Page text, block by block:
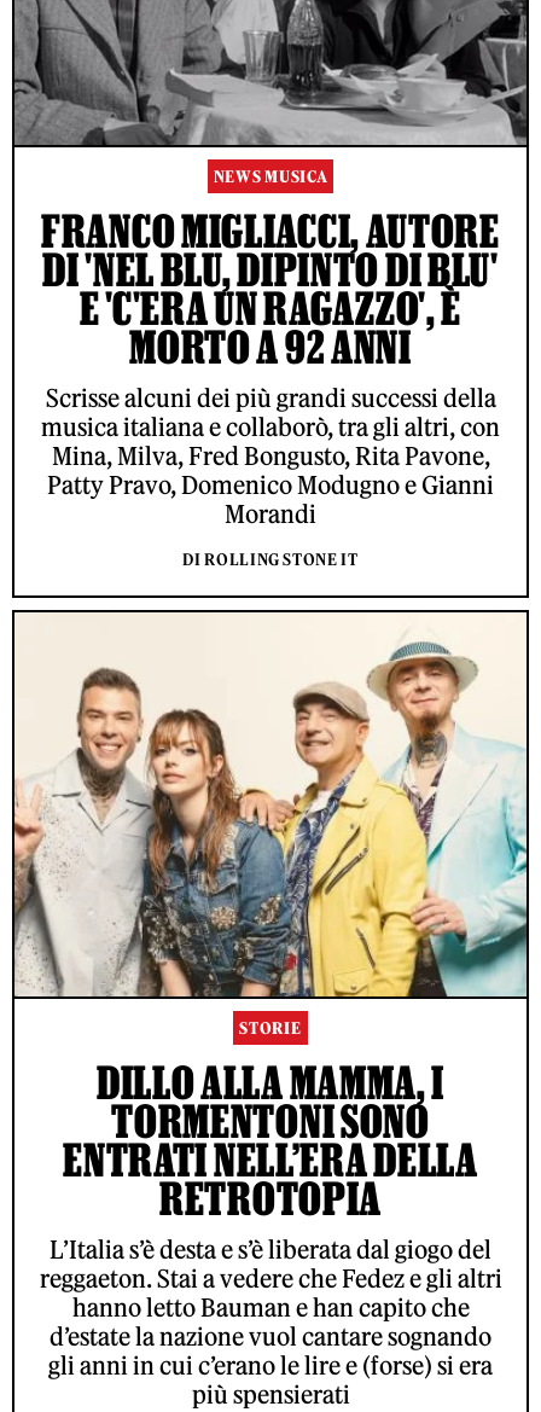
NEWS MUSICA
FRANCO MIGLIACCI, AUTORE
DI 'NEL BLU, DIPINTO DI BLU'
E 'C'ERA UN RAGAZZO', È
MORTO A 92 ANNI
Scrisse alcuni dei più grandi successi della
musica italiana e collaborò, tra gli altri, con
Mina, Milva, Fred Bongusto, Rita Pavone,
Patty Pravo, Domenico Modugno e Gianni
Morandi
DI ROLLING STONE IT
STORIE
DILLO ALLA MAMMA, I
TORMENTONI SONO
ENTRATI NELL’ERA DELLA
RETROTOPIA
L’Italia s’è desta e s’è liberata dal giogo del
reggaeton. Stai a vedere che Fedez e gli altri
hanno letto Bauman e han capito che
d’estate la nazione vuol cantare sognando
gli anni in cui c’erano le lire e (forse) si era
più spensierati